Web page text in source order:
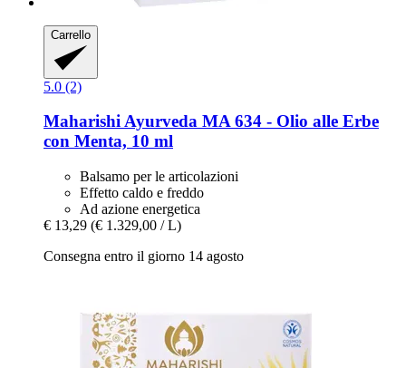
Carrello
5.0 (2)
Maharishi Ayurveda MA 634 -​ Olio alle Erbe
con Menta, 10 ml
Balsamo per le articolazioni
Effetto caldo e freddo
Ad azione energetica
€ 13,29 (€ 1.329,00 / L)
Consegna entro il giorno 14 agosto